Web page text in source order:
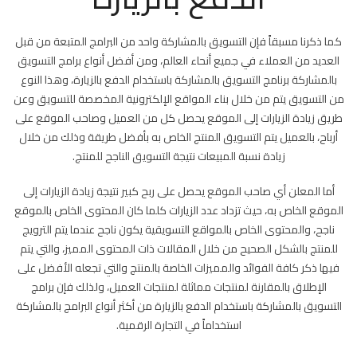
كما ذكرنا مسبقاً فإن التسويق بالمشاركة واحد من البرامج المتبعة من قبل
العديد من العملاء في جميع أنحاء العالم، ومن أفضل أنواع برامج التسويق
بالمشاركة برنامج التسويق بالمشاركة باستخدام الدفع بالزيارة، وهذا النوع
من التسويق يتم من خلال بناء المواقع الإلكترونية المخصصة للتسويق وعن
طريق زيادة الزيارات إلى الموقع يحصل كل من العميل وصاحب الموقع على
أرباح، بالعميل يتم التسويق المنتج الخاص به بأفضل طريقة وذلك من خلال
زيادة نسبة المبيعات نتيجة التسويق الناجح للمنتج.
أما المعلن أي صاحب الموقع يحصل على ربح كبير نتيجة زيادة الزيارات إلى
الموقع الخاص به، حيث تزداد عدد الزيارات كلما كان المحتوى الخاص بالموقع
ناجح، والمحتوى الخاص بالمواقع التسويقية يكون ناجح عندما يتم الترويج
للمنتج بالشكل الصحيح من خلال المقالات ذات المحتوى المميز، والتي يتم
فيها ذكر كافة الفوائد والمميزات الخاصة بالمنتج والتي تجعله الأفضل على
الإطلاق بالمقارنة لمنتجات مماثلة لمنتجات العميل، ولذلك فإن برامج
التسويق بالمشاركة باستخدام الدفع بالزيارة من أكثر أنواع البرامج بالمشاركة
استخداماً في التجارة الرقمية.